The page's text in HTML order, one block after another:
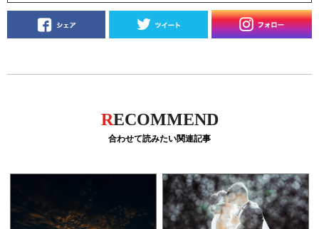
RECOMMEND
合わせて読みたい関連記事